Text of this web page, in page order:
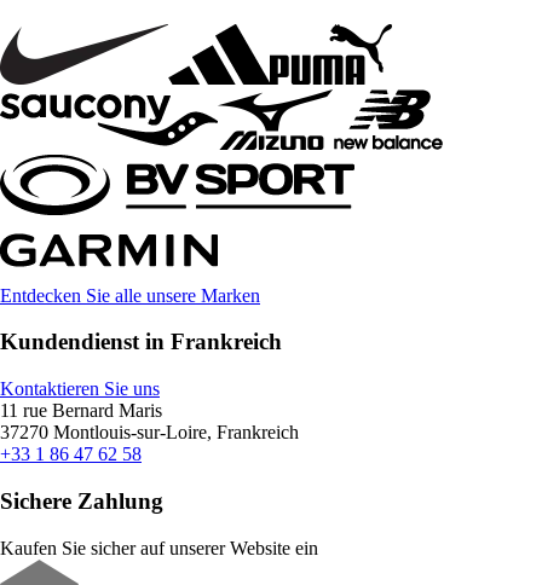
Entdecken Sie alle unsere Marken
Kundendienst in Frankreich
Kontaktieren Sie uns
11 rue Bernard Maris
37270 Montlouis-sur-Loire, Frankreich
+33 1 86 47 62 58
Sichere Zahlung
Kaufen Sie sicher auf unserer Website ein